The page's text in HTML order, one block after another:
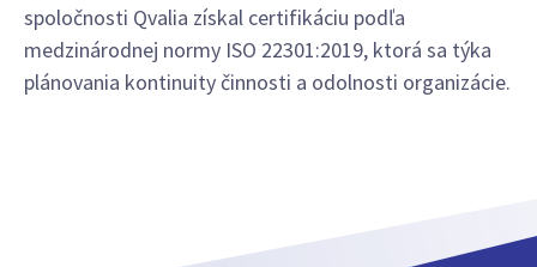
spoločnosti Qvalia získal certifikáciu podľa
medzinárodnej normy ISO 22301:2019, ktorá sa týka
plánovania kontinuity činnosti a odolnosti organizácie.